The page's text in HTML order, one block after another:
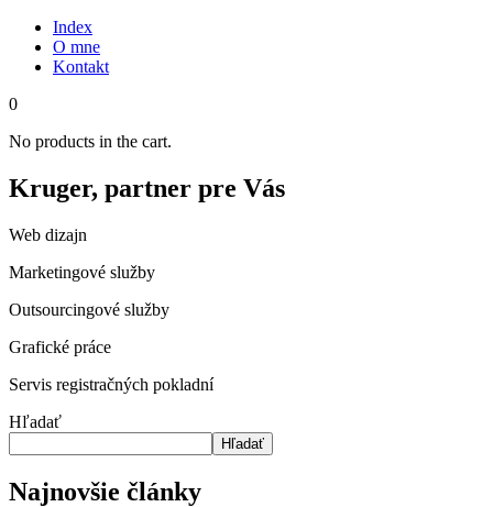
Index
O mne
Kontakt
0
No products in the cart.
Kruger, partner pre Vás
Web dizajn
Marketingové služby
Outsourcingové služby
Grafické práce
Servis registračných pokladní
Hľadať
Hľadať
Najnovšie články